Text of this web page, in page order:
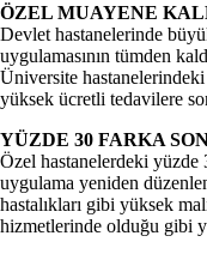
ÖZEL MUAYENE
Devlet hastanelerinde
uygulamasının tümden
Üniversite hastanelerindeki
yüksek ücretli tedavilere
YÜZDE 30 FARKA
Özel hastanelerdeki yüzde
uygulama yeniden
hastalıkları gibi yüksek
hizmetlerinde olduğu gibi